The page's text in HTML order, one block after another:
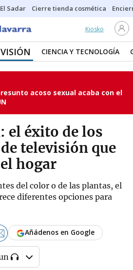
Sadar Cierre tienda cosmética
Kiosko
CIENCIA Y TECNOLOGÍA
acoso sexual acaba con el
el éxito de los
televisión que
hogar
del color o de las plantas, el
diferentes opciones para
Añádenos en Google